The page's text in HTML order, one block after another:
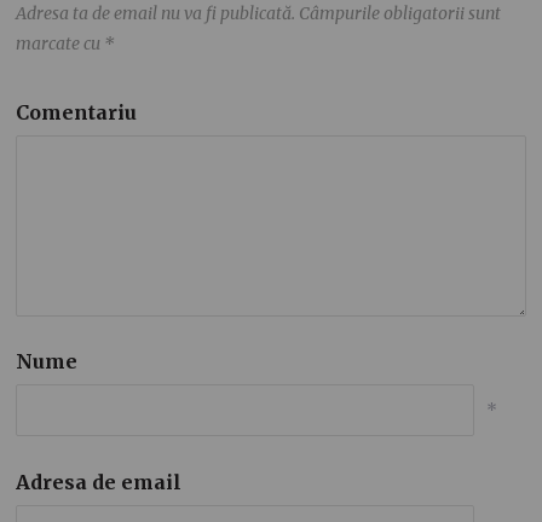
Adresa ta de email nu va fi publicată. Câmpurile obligatorii sunt
marcate cu *
Comentariu
Nume
*
Adresa de email